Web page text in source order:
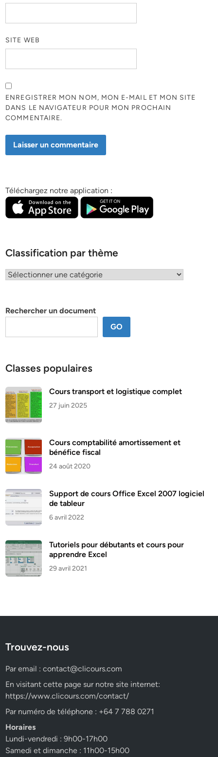
SITE WEB
ENREGISTRER MON NOM, MON E-MAIL ET MON SITE
DANS LE NAVIGATEUR POUR MON PROCHAIN
COMMENTAIRE.
Téléchargez notre application :
Classification par thème
Classification
Rechercher un document
GO
Classes populaires
Cours transport et logistique complet
27 juin 2025
Cours comptabilité amortissement et
bénéfice fiscal
24 août 2020
Support de cours Office Excel 2007 logiciel
de tableur
6 avril 2022
Tutoriels pour débutants et cours pour
apprendre Excel
29 avril 2021
Trouvez-nous
Par email :contact@clicours.com
En visitant cette page sur notre site internet:
https://www.clicours.com/contact/
Par numéro de téléphone : +64 7 788 0271
Horaires
Lundi-vendredi : 9h00-17h00
Samedi et dimanche : 11h00-15h00